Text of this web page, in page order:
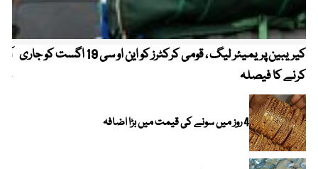
کیریبین پریمیئر لیگ ، قومی کرکٹرز کو این او سی 19 اگست کو جاری
کرنے کا فیصلہ
4 روز میں سونے کی قیمت میں بڑا اضافہ